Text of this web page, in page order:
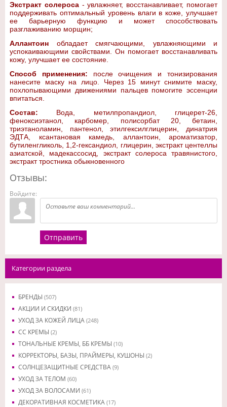
Экстракт солероса - увлажняет, восстанавливает, помогает
поддерживать оптимальный уровень влаги в коже, улучшает
ее барьерную функцию и может способствовать
разглаживанию морщин;
Аллантоин обладает смягчающими, увлажняющими и
успокаивающими свойствами. Он помогает восстанавливать
кожу, улучшает ее состояние.
Способ применения: после очищения и тонизирования
нанесите маску на лицо. Через 15 минут снимите маску,
похлопывающими движениями пальцев помогите эссенции
впитаться.
Состав: Вода, метилпропандиол, глицерет-26,
феноксиэтанол, карбомер, полисорбат 20, бетаин,
триэтаноламин, пантенол, этилгексилглицерин, динатрия
ЭДТА, ксантановая камедь, аллантоин, ароматизатор,
бутиленгликоль, 1,2-гександиол, глицерин, экстракт центеллы
азиатской, мадекассосид, экстракт солероса травянистого,
экстракт тростника обыкновенного
Отзывы:
Войдите:
Отправить
Категории раздела
БРЕНДЫ (507)
АКЦИИ И СКИДКИ (81)
УХОД ЗА КОЖЕЙ ЛИЦА (248)
CC КРЕМЫ (2)
ТОНАЛЬНЫЕ КРЕМЫ, ББ КРЕМЫ (10)
КОРРЕКТОРЫ, БАЗЫ, ПРАЙМЕРЫ, КУШОНЫ (2)
СОЛНЦЕЗАЩИТНЫЕ СРЕДСТВА (9)
УХОД ЗА ТЕЛОМ (60)
УХОД ЗА ВОЛОСАМИ (61)
ДЕКОРАТИВНАЯ КОСМЕТИКА (17)